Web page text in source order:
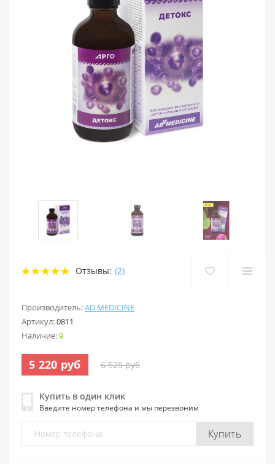
Отзывы: (2)
Производитель:AD MEDICINE
Артикул:0811
Наличие:9
5 220 руб 6 525 руб
Купить в один клик
Введите номер телефона и мы перезвоним
Купить